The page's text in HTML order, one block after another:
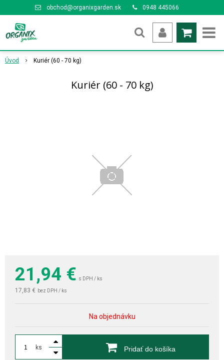
obchod@organixgarden.sk 0948 445066
Úvod Kuriér (60 - 70 kg)
Kuriér (60 - 70 kg)
21,94 € s DPH / ks
17,83 € bez DPH / ks
Na objednávku
ks Pridať do košíka